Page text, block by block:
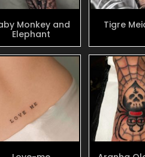
Monkey and
Elephant
Tigre